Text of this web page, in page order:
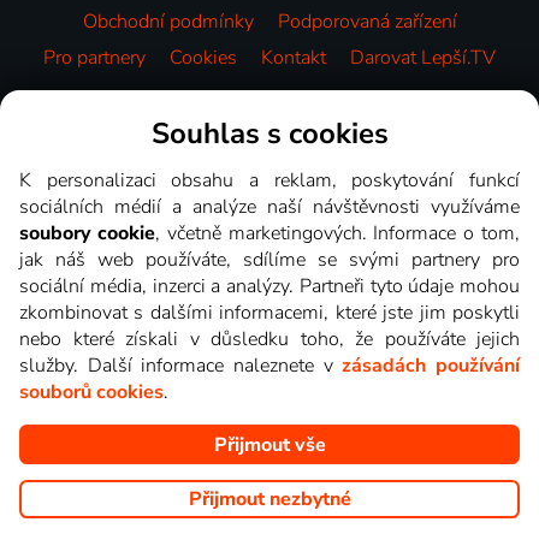
Obchodní podmínky
Podporovaná zařízení
Pro partnery
Cookies Kontakt Darovat Lepší.TV
Videotéka
Copyright © goNET s.r.o. Na tomto webu jsou zobrazovány
obrázky z pořadů TV stanic, které můžete sledovat v Lepší.TV.
Souhlas s cookies
K personalizaci obsahu a reklam, poskytování funkcí
sociálních médií a analýze naší návštěvnosti využíváme
soubory cookie, včetně marketingových. Informace o tom,
jak náš web používáte, sdílíme se svými partnery pro
sociální média, inzerci a analýzy. Partneři tyto údaje mohou
zkombinovat s dalšími informacemi, které jste jim poskytli
nebo které získali v důsledku toho, že používáte jejich
služby. Další informace naleznete vzásadách používání
souborů cookies.
Přijmout vše
Přijmout nezbytné